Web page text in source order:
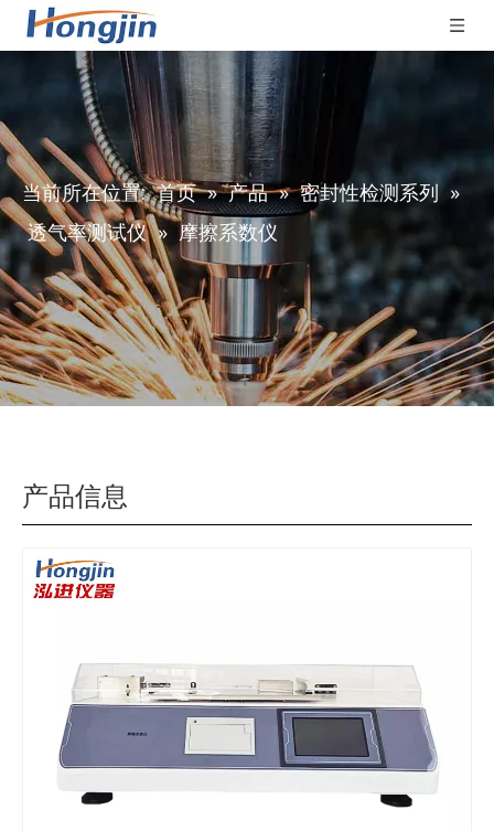
当前所在位置: 首页 » 产品 » 密封性检测系列 »
透气率测试仪 » 摩擦系数仪
产品信息